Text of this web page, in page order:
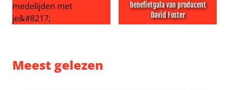
benefietgala van producent
David Foster
Meest gelezen